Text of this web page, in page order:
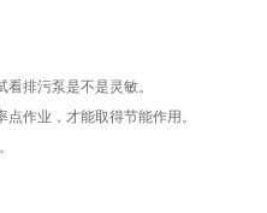
排污泵是不是灵敏。
作业，才能取得节能作用。
。